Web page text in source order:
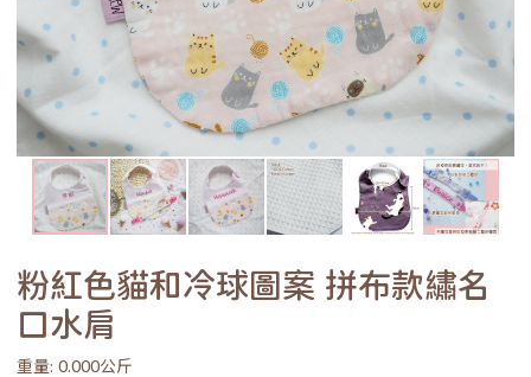
粉紅色貓和冷球圖案 拼布款繡名
口水肩
重量: 0.000公斤